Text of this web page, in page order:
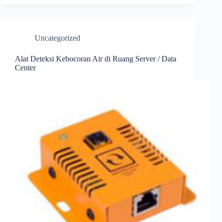
Uncategorized
Alat Deteksi Kebocoran Air di Ruang Server / Data
Center